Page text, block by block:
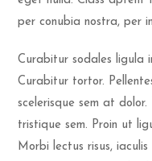
per conubia nostra, per
Curabitur sodales ligula
Curabitur tortor.
scelerisque sem at
tristique sem. Proin ut
Morbi lectus risus,